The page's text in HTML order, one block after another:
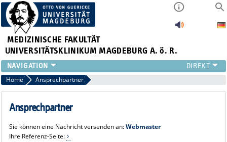
MEDIZINISCHE FAKULTÄT
UNIVERSITÄTSKLINIKUM MAGDEBURG A. ö. R.
INSTITUTE
KLINIKEN
ZENTRALE EINRICHTUNGEN
PRESSE
Home Ansprechpartner
Ansprechpartner
Sie können eine Nachricht versenden an:Webmaster
Ihre Referenz-Seite: